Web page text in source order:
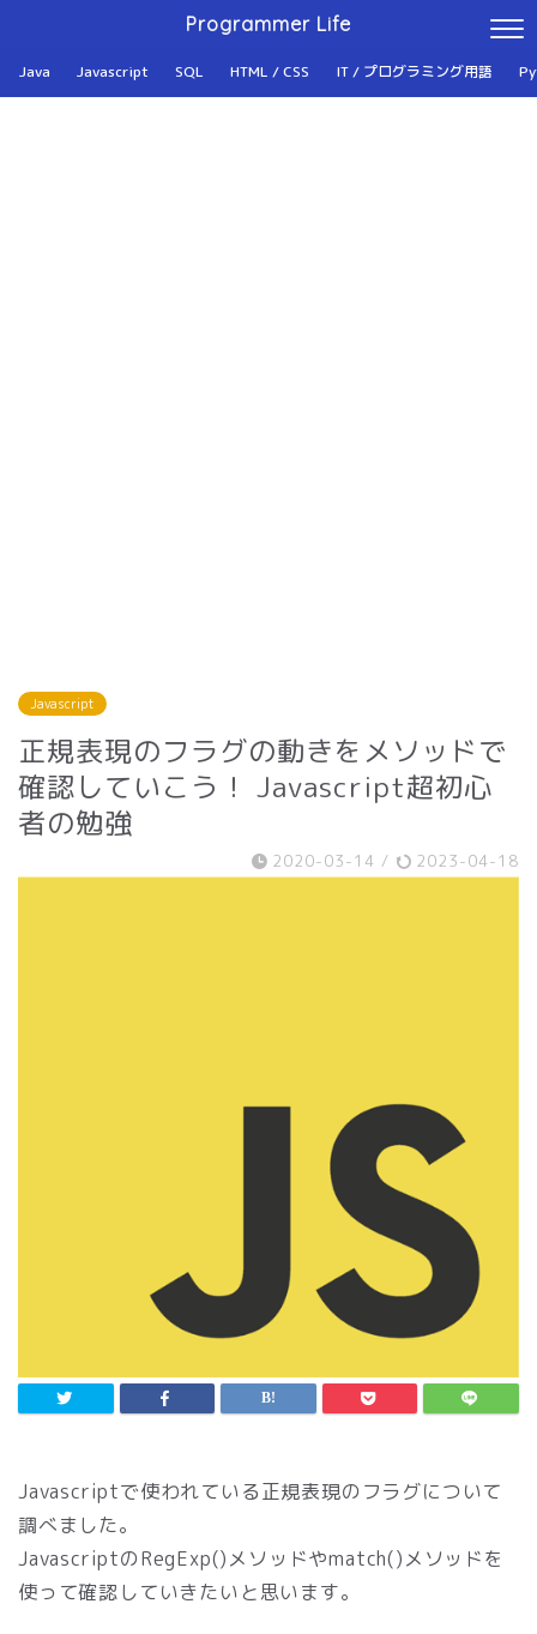
Programmer Life
Java Javascript SQL HTML / CSS IT / プログラミング用語
Javascript
正規表現のフラグの動きをメソッドで
確認していこう！ Javascript超初心
者の勉強
2020-03-14 / 2023-04-18
Javascriptで使われている正規表現のフラグについて
調べました。
JavascriptのRegExp()メソッドやmatch()メソッドを
使って確認していきたいと思います。